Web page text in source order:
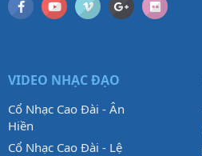
VIDEO NHẠC ĐẠO
Cổ Nhạc Cao Đài - Ân
Hiền
Cổ Nhạc Cao Đài - Lệ